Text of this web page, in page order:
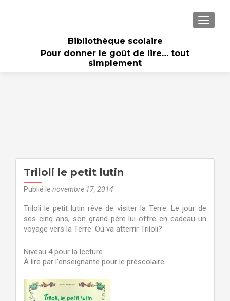
Bibliothèque scolaire
Pour donner le goût de lire… tout
simplement
Triloli le petit lutin
Publié le novembre 17, 2014
Triloli le petit lutin rêve de visiter la Terre. Le jour de
ses cinq ans, son grand-père lui offre en cadeau un
voyage vers la Terre. Où va atterrir Triloli?
Niveau 4 pour la lecture
À lire par l’enseignante pour le préscolaire.